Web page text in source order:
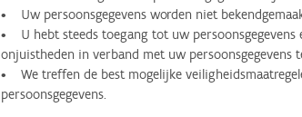
• Uw persoonsgegevens worden niet
• U hebt steeds toegang tot uw
onjuistheden in verband met uw persoonsgegevens
• We treffen de best mogelijke
persoonsgegevens.